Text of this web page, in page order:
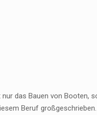
das Bauen von Booten,
Beruf